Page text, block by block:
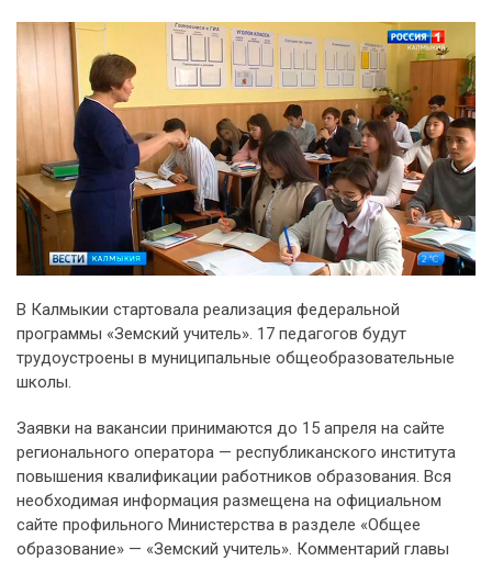
В Калмыкии стартовала реализация федеральной
программы «Земский учитель». 17 педагогов будут
трудоустроены в муниципальные общеобразовательные
школы.
Заявки на вакансии принимаются до 15 апреля на сайте
регионального оператора — республиканского института
повышения квалификации работников образования. Вся
необходимая информация размещена на официальном
сайте профильного Министерства в разделе «Общее
образование» — «Земский учитель». Комментарий главы